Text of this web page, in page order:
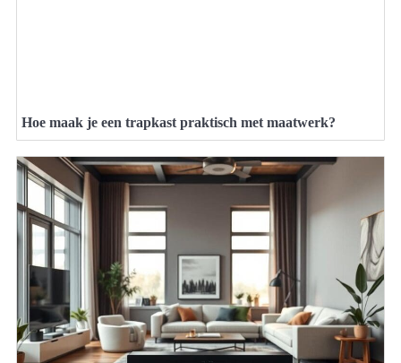
Hoe maak je een trapkast praktisch met maatwerk?